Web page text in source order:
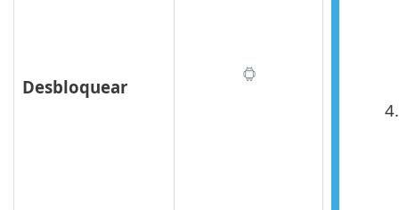
Desbloquear
4.